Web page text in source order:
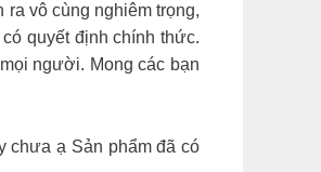
vô cùng nghiêm trọng,
quyết định chính thức.
người. Mong các bạn
chưa ạ Sản phẩm đã có